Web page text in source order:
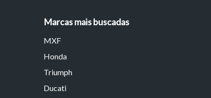
Marcas mais buscadas
MXF
Honda
Triumph
Ducati